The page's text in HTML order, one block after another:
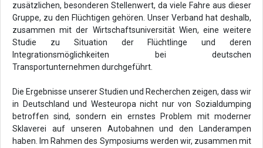
zusätzlichen, besonderen Stellenwert, da viele Fahre aus dieser
Gruppe, zu den Flüchtigen gehören. Unser Verband hat deshalb,
zusammen mit der Wirtschaftsuniversität Wien, eine weitere
Studie zu Situation der Flüchtlinge und deren
Integrationsmöglichkeiten bei deutschen
Transportunternehmen durchgeführt.
Die Ergebnisse unserer Studien und Recherchen zeigen, dass wir
in Deutschland und Westeuropa nicht nur von Sozialdumping
betroffen sind, sondern ein ernstes Problem mit moderner
Sklaverei auf unseren Autobahnen und den Landerampen
haben. Im Rahmen des Symposiums werden wir, zusammen mit